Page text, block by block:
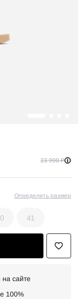
23 990 ₽
Определить размер
41
сайте
100%